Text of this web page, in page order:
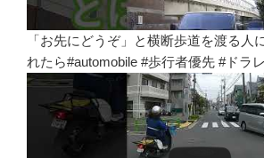
「お先にどうぞ」と横断歩道を渡る人
れたら#automobile #歩行者優先 #ドラ